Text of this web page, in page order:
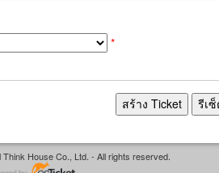
*
House Co., Ltd. - All rights reserved.